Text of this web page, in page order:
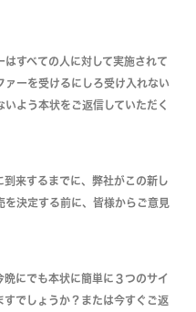
すべての人に対して実施されて
ァーを受けるにしろ受け入れない
よう本状をご返信していただく
来するまでに、弊社がこの新し
決定する前に、皆様からご意見
にでも本状に簡単に３つのサイ
すでしょうか？または今すぐご返